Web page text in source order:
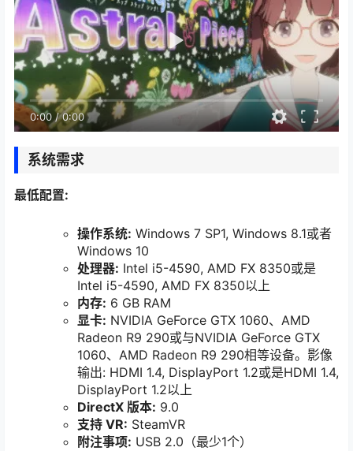
0:00 /0:00
系统需求
最低配置:
操作系统: Windows 7 SP1, Windows 8.1或者
Windows 10
处理器: Intel i5-4590, AMD FX 8350或是
Intel i5-4590, AMD FX 8350以上
内存: 6 GB RAM
显卡: NVIDIA GeForce GTX 1060、AMD
Radeon R9 290或与NVIDIA GeForce GTX
1060、AMD Radeon R9 290相等设备。影像
输出: HDMI 1.4, DisplayPort 1.2或是HDMI 1.4,
DisplayPort 1.2以上
DirectX 版本: 9.0
支持 VR: SteamVR
附注事项: USB 2.0（最少1个）